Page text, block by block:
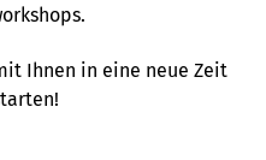
Ihnen in eine neue Zeit